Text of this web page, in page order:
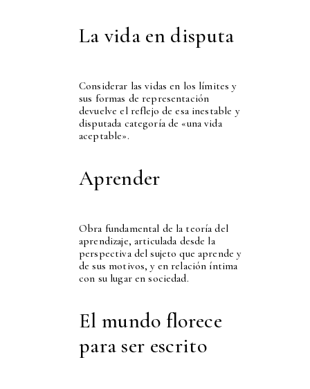
La vida en disputa
Considerar las vidas en los límites y
sus formas de representación
devuelve el reflejo de esa inestable y
disputada categoría de «una vida
aceptable».
Aprender
Obra fundamental de la teoría del
aprendizaje, articulada desde la
perspectiva del sujeto que aprende y
de sus motivos, y en relación íntima
con su lugar en sociedad.
El mundo florece
para ser escrito